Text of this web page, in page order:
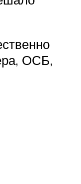
ОСБ,